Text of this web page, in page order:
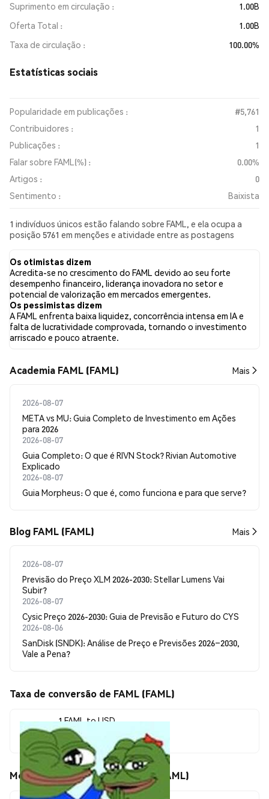
Suprimento em circulação
1.00B
Oferta Total
1.00B
Taxa de circulação
100.00%
Estatísticas sociais
Popularidade em publicações :
#5,761
Contribuidores :
1
Publicações :
1
Falar sobre FAML(%) :
0.00%
Artigos :
0
Sentimento :
Baixista
1 indivíduos únicos estão falando sobre FAML, e ela ocupa a
posição 5761 em menções e atividade entre as postagens
FAML em todas as redes sociais foi Baixista. Por fim, foram
publicados 0 artigos de notícias sobre FAML. No Twitter,
100.00% dos tweets apresentaram um sentimento otimista em
comparação com 0.00% dos tweets com sentimento pessimista
sobre FAML. 0.00% dos tweets foram neutros em relação a
FAML. Esses sentimentos são baseados em 1 tweets.
Os otimistas dizem
Acredita-se no crescimento do FAML devido ao seu forte
desempenho financeiro, liderança inovadora no setor e
potencial de valorização em mercados emergentes.
Os pessimistas dizem
A FAML enfrenta baixa liquidez, concorrência intensa em IA e
falta de lucratividade comprovada, tornando o investimento
arriscado e pouco atraente.
Academia FAML (FAML) Mais
2026-08-07
META vs MU: Guia Completo de Investimento em Ações
para 2026
2026-08-07
Guia Completo: O que é RIVN Stock? Rivian Automotive
Explicado
2026-08-07
Guia Morpheus: O que é, como funciona e para que serve?
Blog FAML (FAML) Mais
2026-08-07
Previsão do Preço XLM 2026-2030: Stellar Lumens Vai
Subir?
2026-08-07
Cysic Preço 2026-2030: Guia de Previsão e Futuro do CYS
2026-08-06
SanDisk (SNDK): Análise de Preço e Previsões 2026–2030,
Vale a Pena?
Taxa de conversão de FAML (FAML)
1 FAML to USD
$0.00000654
Movimentos de preço de FAML (FAML)